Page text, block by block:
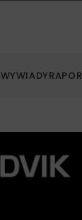
WYWIADY